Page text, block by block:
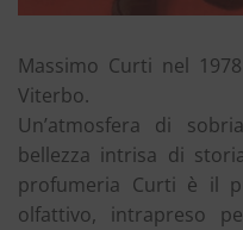
Massimo Curti nel
Viterbo.
Un’atmosfera di
bellezza intrisa di
profumeria Curti è il
olfattivo, intrapreso